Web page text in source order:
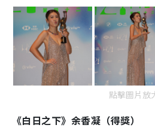
點擊圖片放
《白日之下》余香凝（得獎）